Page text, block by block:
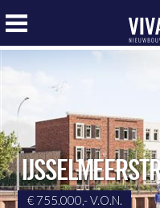
€ 755.000,- V.O.N.